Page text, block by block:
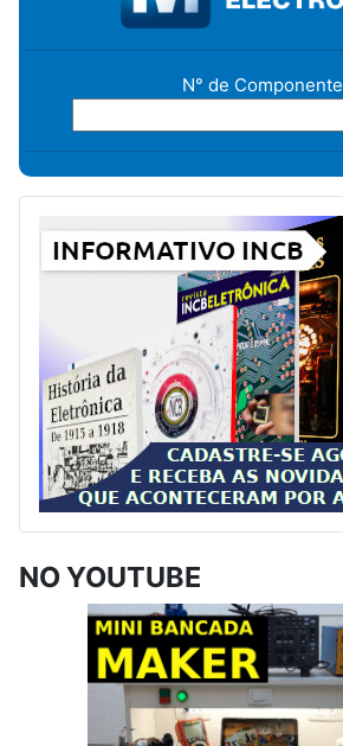
N° de Componente
NO YOUTUBE